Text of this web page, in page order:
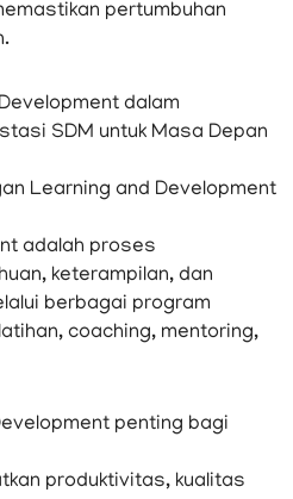
pertumbuhan
dalam
SDM untuk Masa Depan
Learning and Development
adalah proses
keterampilan, dan
berbagai program
coaching, mentoring,
penting bagi
produktivitas, kualitas